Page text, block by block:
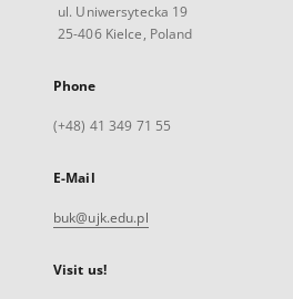
ul. Uniwersytecka 19
25-406 Kielce, Poland
Phone
(+48) 41 349 71 55
E-Mail
buk@ujk.edu.pl
Visit us!